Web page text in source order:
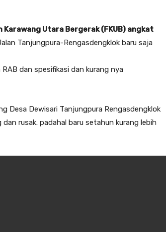
Karawang Utara Bergerak (FKUB) angkat
Tanjungpura-Rengasdengklok baru saja
dan spesifikasi dan kurang nya
Desa Dewisari Tanjungpura Rengasdengklok
rusak. padahal baru setahun kurang lebih